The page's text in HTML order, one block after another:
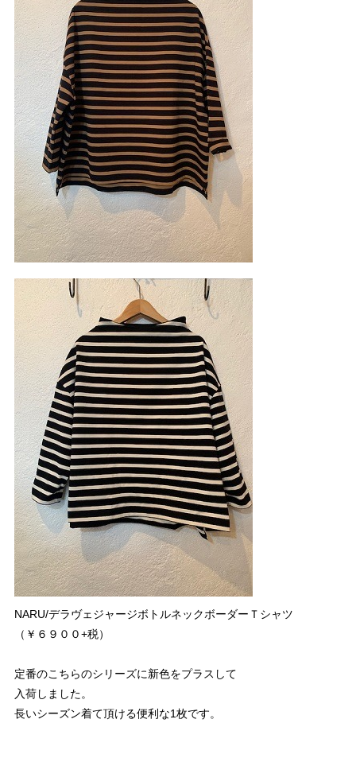
NARU/デラヴェジャージボトルネックボーダーＴシャツ
（￥６９００+税）
定番のこちらのシリーズに新色をプラスして
入荷しました。
長いシーズン着て頂ける便利な1枚です。